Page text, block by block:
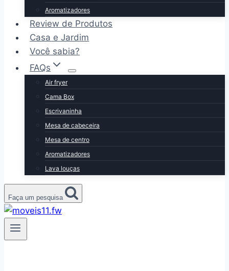
Aromatizadores
Review de Produtos
Casa e Jardim
Você sabia?
FAQs
Air fryer
Cama Box
Escrivaninha
Mesa de cabeceira
Mesa de centro
Aromatizadores
Lava louças
Faça um pesquisa